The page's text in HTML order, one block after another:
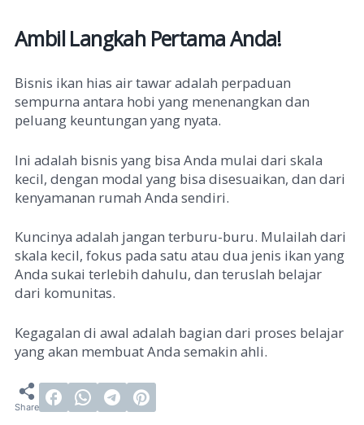
Ambil Langkah Pertama Anda!
Bisnis ikan hias air tawar adalah perpaduan
sempurna antara hobi yang menenangkan dan
peluang keuntungan yang nyata.
Ini adalah bisnis yang bisa Anda mulai dari skala
kecil, dengan modal yang bisa disesuaikan, dan dari
kenyamanan rumah Anda sendiri.
Kuncinya adalah jangan terburu-buru. Mulailah dari
skala kecil, fokus pada satu atau dua jenis ikan yang
Anda sukai terlebih dahulu, dan teruslah belajar
dari komunitas.
Kegagalan di awal adalah bagian dari proses belajar
yang akan membuat Anda semakin ahli.